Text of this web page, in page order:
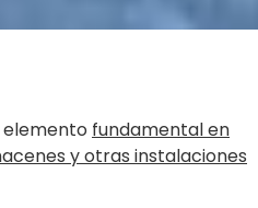
elemento fundamental en
y otras instalaciones